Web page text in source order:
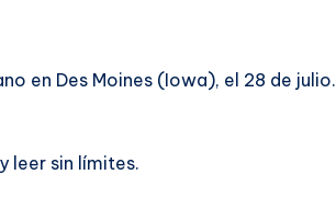
en Des Moines (Iowa), el 28 de julio.
leer sin límites.